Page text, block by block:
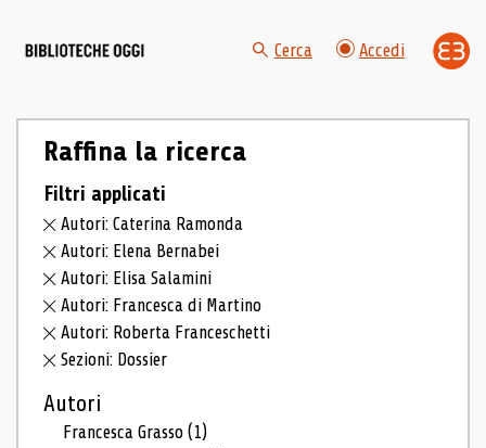
Cerca Accedi
Raffina la ricerca
Filtri applicati
Autori: Caterina Ramonda
Autori: Elena Bernabei
Autori: Elisa Salamini
Autori: Francesca di Martino
Autori: Roberta Franceschetti
Sezioni: Dossier
Autori
Francesca Grasso(1)